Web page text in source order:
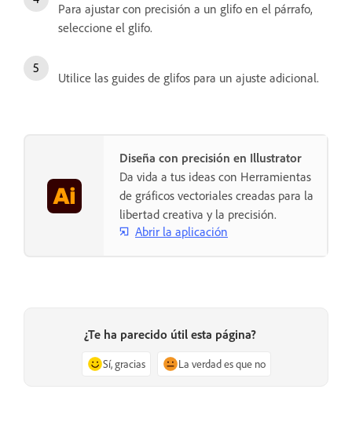
Para ajustar con precisión a un glifo en el párrafo,
seleccione el glifo.
Utilice las guides de glifos para un ajuste adicional.
Diseña con precisión en Illustrator
Da vida a tus ideas con Herramientas
de gráficos vectoriales creadas para la
libertad creativa y la precisión.
Abrir la aplicación
¿Te ha parecido útil esta página?
Sí, gracias La verdad es que no